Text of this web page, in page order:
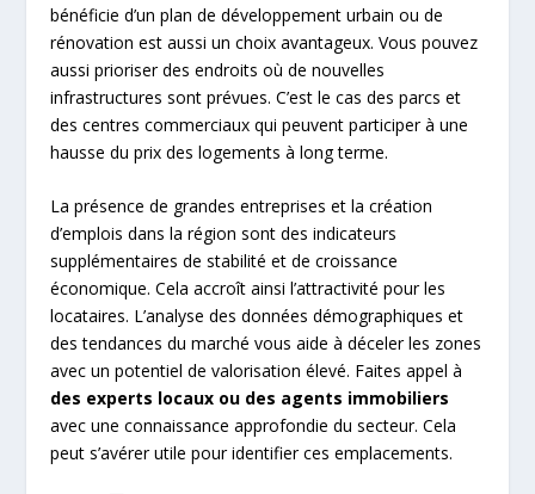
bénéficie d’un plan de développement urbain ou de
rénovation est aussi un choix avantageux. Vous pouvez
aussi prioriser des endroits où de nouvelles
infrastructures sont prévues. C’est le cas des parcs et
des centres commerciaux qui peuvent participer à une
hausse du prix des logements à long terme.
La présence de grandes entreprises et la création
d’emplois dans la région sont des indicateurs
supplémentaires de stabilité et de croissance
économique. Cela accroît ainsi l’attractivité pour les
locataires. L’analyse des données démographiques et
des tendances du marché vous aide à déceler les zones
avec un potentiel de valorisation élevé. Faites appel à
des experts locaux ou des agents immobiliers
avec une connaissance approfondie du secteur. Cela
peut s’avérer utile pour identifier ces emplacements.